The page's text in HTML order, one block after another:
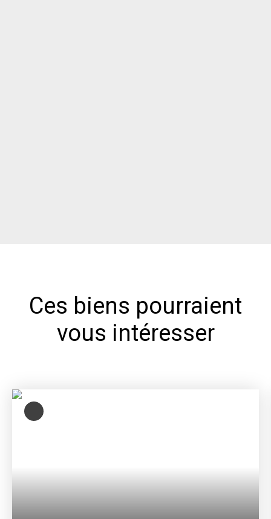
Ces biens pourraient
vous intéresser